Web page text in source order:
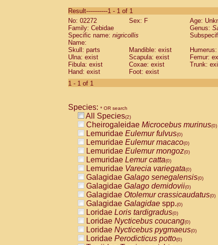
CebidaeSaguinus labiatus(0)
Cebidae Saguinus leucopus (0)
Cebidae
CebidaeSaguinus mystax
Cebidae Saguinus nigricollis (1)
Cebidae Saguinus oedipus
Cebidae Saguinus weddelli
Cebidae Saguinusspp.
Cebidae
CebidaeCebus capucinus
CebidaeCebus nigrivittatus
CebidaeCebus spp.(0)
CebidaeSaimiri boliviensis(0)
CebidaeSaimiri sciureus(0)
AtelidaeAlouatta caraya(0)
AtelidaeAlouatta fusca(0)
AtelidaeAlouatta seniculus(0)
AtelidaeAlouattaspp.(0)
AtelidaeAteles belzebuth(0)
AtelidaeAteles geoffroyi(0)
AtelidaeAteles paniscus(0)
AtelidaeAtelesspp.(0)
AtelidaeLagothrix lagothricha(0)
AtelidaeLagothrix lagothricha cana
PitheciidaeCacajao calvus
Result-----------1 - 1 of 1
No: 02272
Sex: F
Age:
Family: Cebidae
Genus:
Specific name: nigricollis
Name:
Skull: parts
Mandible: exist
Ulna: exist
Scapula: exist
Femur:
Fibula: exist
Coxae: exist
Trunk:
Hand: exist
Foot: exist
1 - 1 of 1
Species: * OR search
All Species(2)
Cheirogaleidae Microcebus murinus(0)
Lemuridae Eulemur fulvus(0)
Lemuridae Eulemur macaco(0)
Lemuridae Eulemur mongoz(0)
Lemuridae Lemur catta(0)
Lemuridae Varecia variegata(0)
Galagidae Galago senegalensis(0)
Galagidae Galago demidovii(0)
Galagidae Otolemur crassicaudatus(0)
Galagidae Galagidae spp.(0)
Loridae Loris tardigradus(0)
Loridae Nycticebus coucang(0)
Loridae Nycticebus pygmaeus(0)
Loridae Perodicticus potto(0)